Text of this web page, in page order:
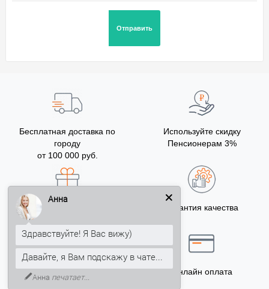
Бесплатная доставка по
городу
от 100 000 руб.
Используйте скидку
Пенсионерам 3%
Бонусы за покупку
5% на Ваш счет
Гарантия качества
Точный расчёт Онлайн оплата
Анна
Здравствуйте! Я Вас вижу)
Давайте, я Вам подскажу в чате...
Анна печатает...